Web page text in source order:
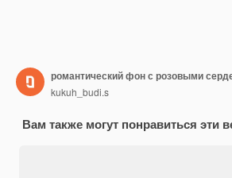
романтический фон с розовыми
kukuh_budi.s
Вам также могут понравиться эти